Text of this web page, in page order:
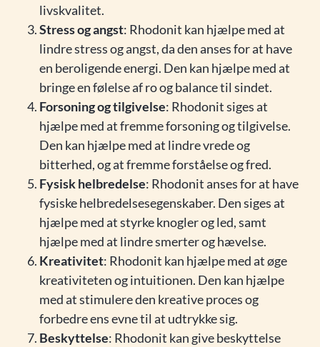
livskvalitet.
Stress og angst: Rhodonit kan hjælpe med at
lindre stress og angst, da den anses for at have
en beroligende energi. Den kan hjælpe med at
bringe en følelse af ro og balance til sindet.
Forsoning og tilgivelse: Rhodonit siges at
hjælpe med at fremme forsoning og tilgivelse.
Den kan hjælpe med at lindre vrede og
bitterhed, og at fremme forståelse og fred.
Fysisk helbredelse: Rhodonit anses for at have
fysiske helbredelsesegenskaber. Den siges at
hjælpe med at styrke knogler og led, samt
hjælpe med at lindre smerter og hævelse.
Kreativitet: Rhodonit kan hjælpe med at øge
kreativiteten og intuitionen. Den kan hjælpe
med at stimulere den kreative proces og
forbedre ens evne til at udtrykke sig.
Beskyttelse: Rhodonit kan give beskyttelse